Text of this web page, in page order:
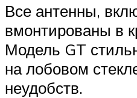
Все антенны,
вмонтированы в
Модель GT
на лобовом
неудобств.